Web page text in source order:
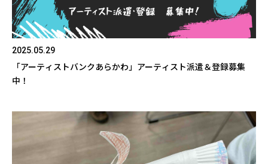
2025.05.29
「アーティストバンクあらかわ」アーティスト派遣＆登録募集
中！